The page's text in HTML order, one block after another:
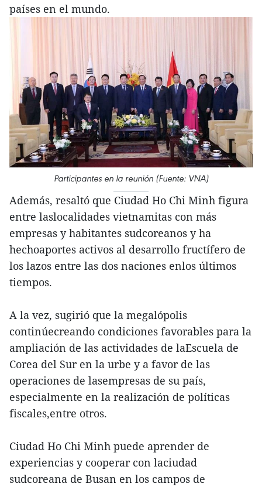
países en el mundo.
Participantes en la reunión (Fuente: VNA)
Además, resaltó que Ciudad Ho Chi Minh figura
entre laslocalidades vietnamitas con más
empresas y habitantes sudcoreanos y ha
hechoaportes activos al desarrollo fructífero de
los lazos entre las dos naciones enlos últimos
tiempos.
A la vez, sugirió que la megalópolis
continúecreando condiciones favorables para la
ampliación de las actividades de laEscuela de
Corea del Sur en la urbe y a favor de las
operaciones de lasempresas de su país,
especialmente en la realización de políticas
fiscales,entre otros.
Ciudad Ho Chi Minh puede aprender de
experiencias y cooperar con laciudad
sudcoreana de Busan en los campos de